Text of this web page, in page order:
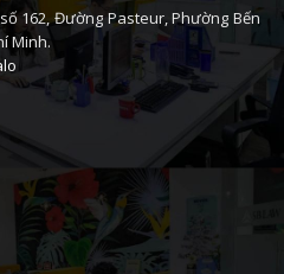
162, Đường Pasteur, Phường Bến
Minh.